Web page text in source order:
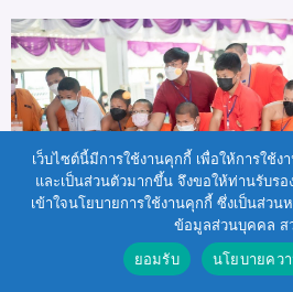
เว็บไซต์นี้มีการใช้งานคุกกี้ เพื่อให้การใช้ง
และเป็นส่วนตัวมากขึ้น จึงขอให้ท่านรับร
เข้าใจนโยบายการใช้งานคุกกี้ ซึ่งเป็นส่ว
ข้อมูลส่วนบุคคล ส
ยอมรับ
นโยบายคว